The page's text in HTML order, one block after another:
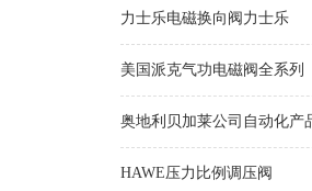
力士乐电磁换向阀力士乐
美国派克气功电磁阀全系列
奥地利贝加莱公司自动化产
HAWE压力比例调压阀